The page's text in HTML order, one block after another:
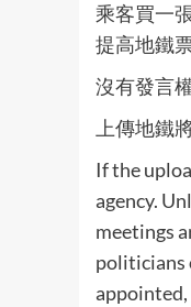
乘客買一
提高地鐵
沒有發言
上傳地鐵
If the
agency.
meetings
politicians